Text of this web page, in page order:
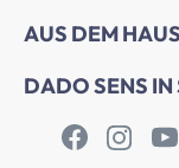
AUS DEM
DADO SENS